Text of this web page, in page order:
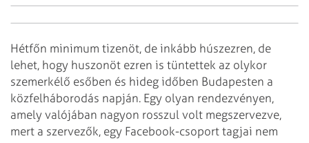
Hétfőn minimum tizenöt, de inkább húszezren, de
lehet, hogy huszonöt ezren is tüntettek az olykor
szemerkélő esőben és hideg időben Budapesten a
közfelháborodás napján. Egy olyan rendezvényen,
amely valójában nagyon rosszul volt megszervezve,
mert a szervezők, egy Facebook-csoport tagjai nem